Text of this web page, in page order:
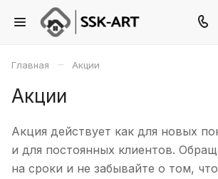
Главная – Акции
Акции
Акция действует как для новых
и для постоянных клиентов.
на сроки и не забывайте о том,